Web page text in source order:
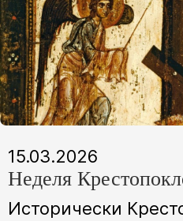
15.03.2026
Неделя
Исторически